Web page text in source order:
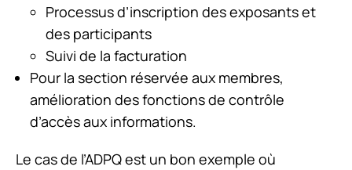
Processus d’inscription des exposants et
des participants
Suivi de la facturation
Pour la section réservée aux membres,
amélioration des fonctions de contrôle
d’accès aux informations.
Le cas de l’ADPQ est un bon exemple où